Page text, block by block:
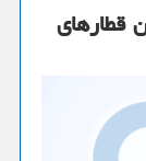
قطارهای